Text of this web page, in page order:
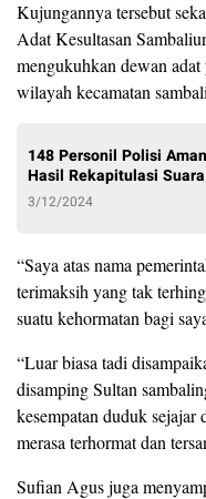
Kujungannya tersebut
Adat Kesultasan
mengukuhkan dewan
wilayah kecamatan
148 Personil Polisi
Hasil Rekapitulasi Suara
3/12/2024
“Saya atas nama
terimaksih yang tak
suatu kehormatan bagi
“Luar biasa tadi
disamping Sultan
kesempatan duduk
merasa terhormat dan
Sufian Agus juga